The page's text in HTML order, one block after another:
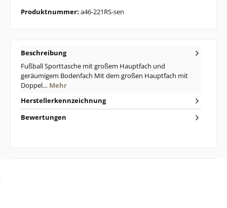
Produktnummer: a46-221RS-sen
Beschreibung
Fußball Sporttasche mit großem Hauptfach und
geräumigem Bodenfach Mit dem großen Hauptfach mit
Doppel… Mehr
Herstellerkennzeichnung
Bewertungen